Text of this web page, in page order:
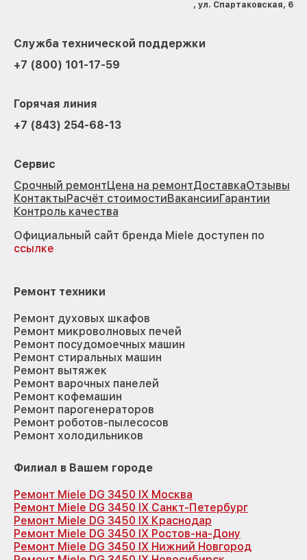
, ул. Спартаковская, 6
Служба технической поддержки
+7 (800) 101-17-59
Горячая линия
+7 (843) 254-68-13
Сервис
Срочный ремонтЦена на ремонтДоставкаОтзывы
КонтактыРасчёт стоимостиВакансииГарантии
Контроль качества
Официальный сайт бренда Miele доступен по
ссылке
Ремонт техники
Ремонт духовых шкафов
Ремонт микроволновых печей
Ремонт посудомоечных машин
Ремонт стиральных машин
Ремонт вытяжек
Ремонт варочных панелей
Ремонт кофемашин
Ремонт парогенераторов
Ремонт роботов-пылесосов
Ремонт холодильников
Филиал в Вашем городе
Ремонт Miele DG 3450 IX Москва
Ремонт Miele DG 3450 IX Санкт-Петербург
Ремонт Miele DG 3450 IX Краснодар
Ремонт Miele DG 3450 IX Ростов-на-Дону
Ремонт Miele DG 3450 IX Нижний Новгород